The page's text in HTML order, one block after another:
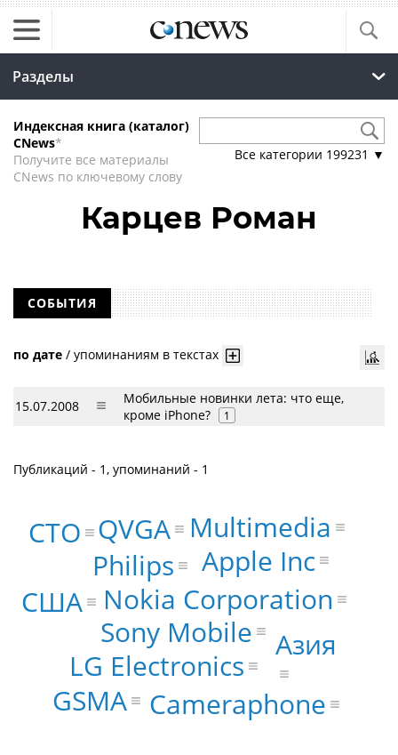
Разделы
Индексная книга (каталог)
CNews*
Получите все материалы
CNews по ключевому слову
Все категории 199231 ▼
Карцев Роман
СОБЫТИЯ
по дате / упоминаниям в текстах
15.07.2008
Мобильные новинки лета: что еще,
кроме iPhone?
1
Публикаций - 1, упоминаний - 1
Sony Mobile
Nokia Corporation
LG Electronics
Apple Inc
Philips
GSMA Cameraphone
QVGA Multimedia
Азия
США
CTO